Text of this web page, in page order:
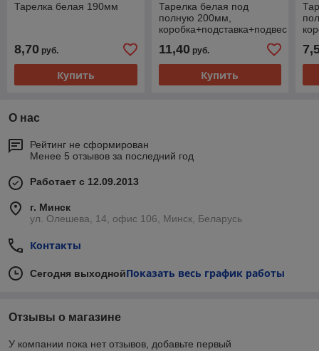
Тарелка белая 190мм
8,70 руб.
Купить
Тарелка белая под
полную 200мм,
коробка+подставка+подвес
11,40руб.
Купить
О нас
Рейтинг не сформирован
Менее 5 отзывов за последний год
Работает с 12.09.2013
г. Минск
ул. Олешева, 14, офис 106, Минск, Беларусь
Контакты
Сегодня выходнойПоказать весь график работы
Отзывы о магазине
У компании пока нет отзывов, добавьте первый